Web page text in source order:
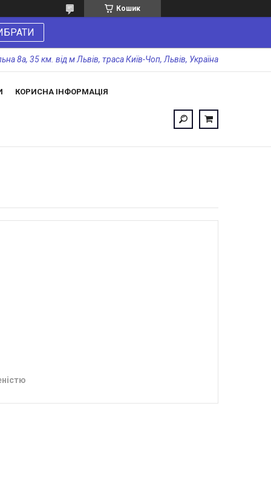
Кошик
8а, 35 км. від м Львів, траса Київ-Чоп, Львів, Україна
КОРИСНА ІНФОРМАЦІЯ